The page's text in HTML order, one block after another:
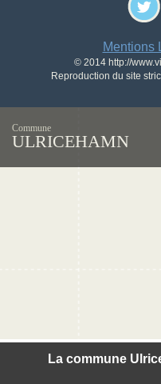
Mentions
© 2014 http://
Reproduction du site
Commune
ULRICEHAMN
La commune